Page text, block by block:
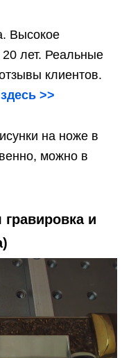
Высокое
лет. Реальные
клиентов.
>>
на ноже в
можно в
и